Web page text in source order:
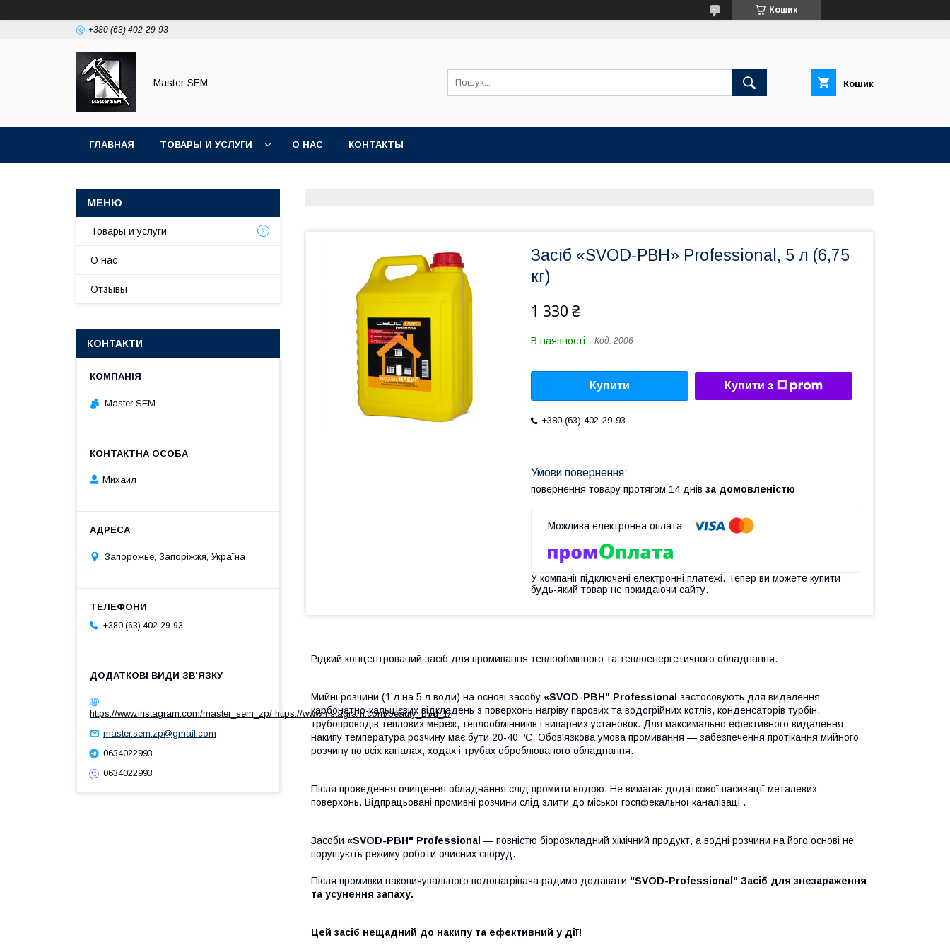
Кошик
+380 (63) 402-29-93
Master SEM Кошик
ГЛАВНАЯ ТОВАРЫ И УСЛУГИ О НАС КОНТАКТЫ
Засіб «SVOD-РВН» Professional, 5 л (6,75
кг)
1 330 ₴
В наявності Код: 2006
Купити Купити з
+380 (63) 402-29-93
повернення товару протягом 14 днів за домовленістю
У компанії підключені електронні платежі. Тепер ви можете купити
будь-який товар не покидаючи сайту.
Рідкий концентрований засіб для промивання теплообмінного та теплоенергетичного обладнання.
Мийні розчини (1 л на 5 л води) на основі засобу «SVOD-РВН" Professional застосовують для видалення
карбонатно-кальцієвих відкладень з поверхонь нагріву парових та водогрійних котлів, конденсаторів турбін,
трубопроводів теплових мереж, теплообмінників і випарних установок. Для максимально ефективного видалення
накипу температура розчину має бути 20-40 ºС. Обов'язкова умова промивання — забезпечення протікання мийного
розчину по всіх каналах, ходах і трубах оброблюваного обладнання.
Після проведення очищення обладнання слід промити водою. Не вимагає додаткової пасивації металевих
поверхонь. Відпрацьовані промивні розчини слід злити до міської госпфекальної каналізації.
Засоби «SVOD-РВН" Professional — повністю біорозкладний хімічний продукт, а водні розчини на його основі не
порушують режиму роботи очисних споруд.
Після промивки накопичувального водонагрівача радимо додавати "SVOD-Professional" Засіб для знезараження
та усунення запаху.
Цей засіб нещадний до накипу та ефективний у дії!
Товары и услуги
О нас
Отзывы
КОНТАКТИ
Master SEM
Михаил
Запорожье, Запоріжжя, Україна
+380 (63) 402-29-93
https://www.instagram.com/master_sem_zp/ https://www.instagram.com/beauty_bod_1/
master.sem.zp@gmail.com
0634022993
0634022993